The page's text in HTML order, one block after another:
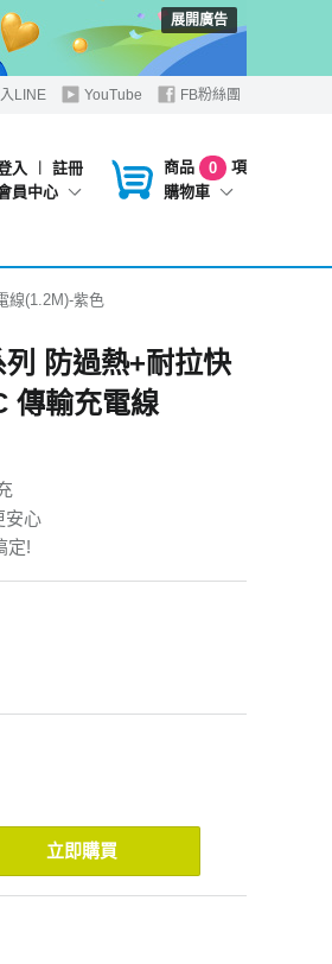
展開廣告
LINE YouTube FB粉絲團
入 ︱
註冊
員中心
商品 0
項
購物車
線(1.2M)-紫色
防過熱+耐拉快
傳輸充電線
安心
定!
立即購買